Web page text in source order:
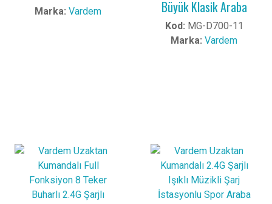
Marka: Vardem
Büyük Klasik Araba
Kod: MG-D700-11
Marka: Vardem